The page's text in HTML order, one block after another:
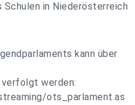
Schulen in Niederösterreich
kann über
verfolgt werden:
ots_parlament.as